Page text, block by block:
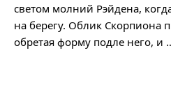
светом молний Рэйдена,
на берегу. Облик Скорпиона
обретая форму подле него, и